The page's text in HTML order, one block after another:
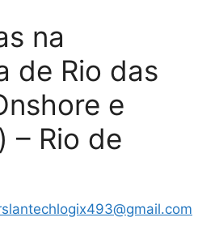
na
de Rio das
e
– Rio de